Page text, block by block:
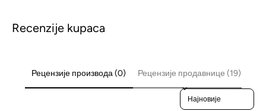
Recenzije kupaca
Рецензије производа (0) Рецензије продавнице (19)
Sort reviews by